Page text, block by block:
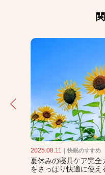
2025.08.11 ｜快眠のすすめ
夏休みの寝具ケア完
をさっぱり快適に使え